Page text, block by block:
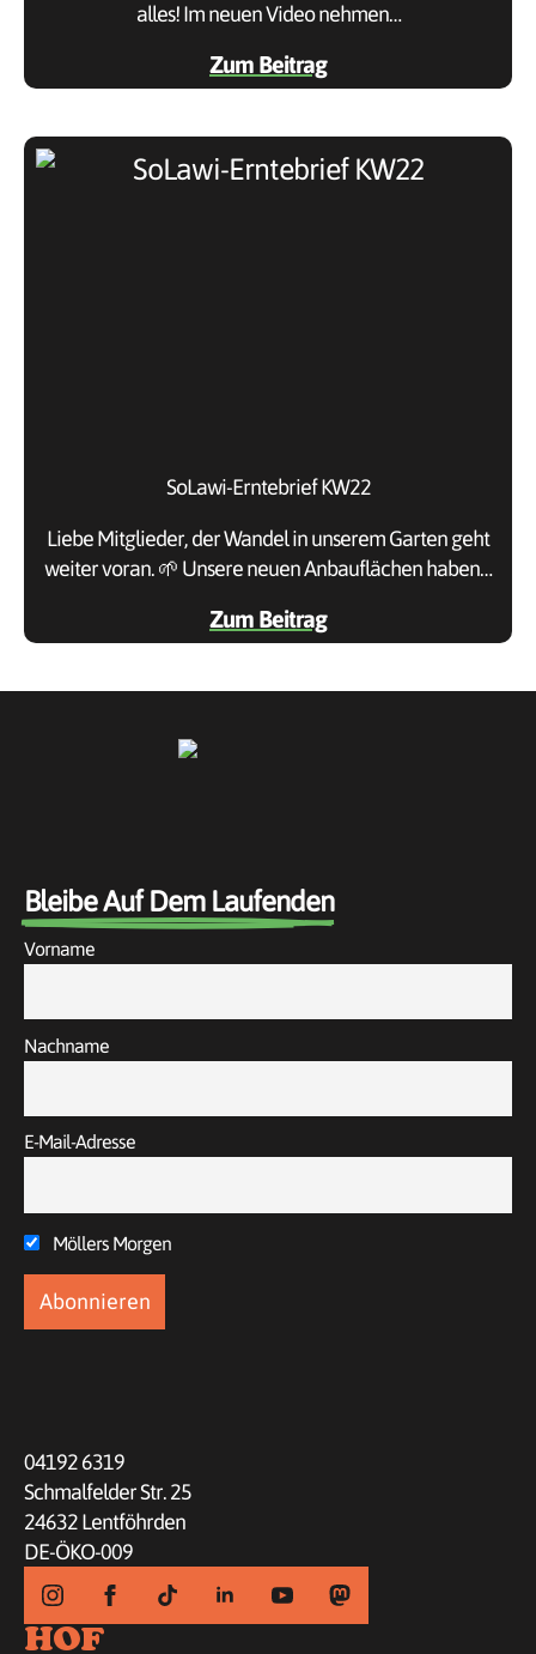
alles! Im neuen Video nehmen…
Zum Beitrag
SoLawi-Erntebrief KW22
Liebe Mitglieder, der Wandel in unserem Garten geht
weiter voran. 🌱 Unsere neuen Anbauflächen haben…
Zum Beitrag
Bleibe Auf Dem Laufenden
Vorname
Nachname
E-Mail-Adresse
Möllers Morgen
04192 6319
Schmalfelder Str. 25
24632 Lentföhrden
DE-ÖKO-009
HOF